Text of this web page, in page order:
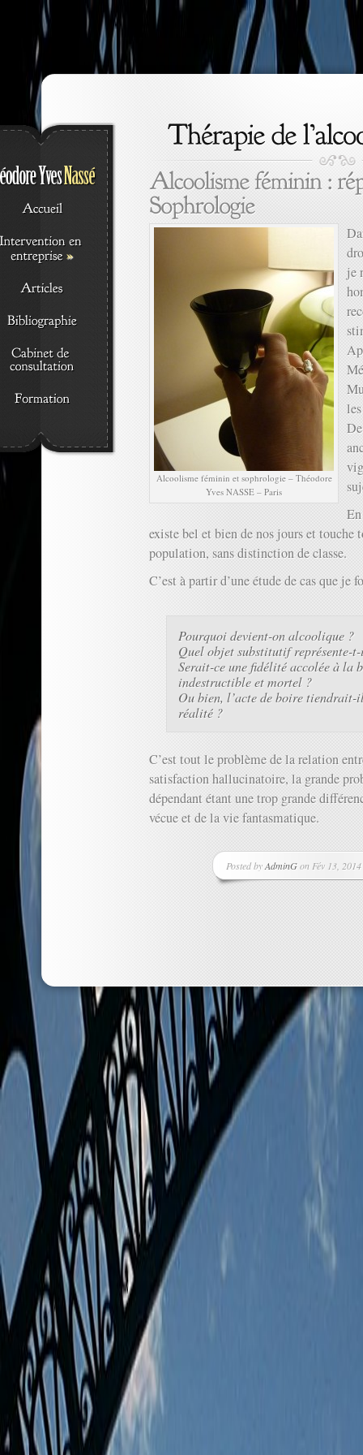
»
Alcoolisme féminin et sophrologie – Théodore
Yves NASSE – Paris
je
existe bel et bien de nos jours et touche
population, sans distinction de classe.
C’est à partir d’une étude de cas que je
Pourquoi devient-on alcoolique ?
Quel objet substitutif représente-
Serait-ce une fidélité accolée à la
indestructible et mortel ?
Ou bien, l’acte de boire tiendrait-
réalité ?
C’est tout le problème de la relation
satisfaction hallucinatoire, la grande
dépendant étant une trop grande
vécue et de la vie fantasmatique.
Posted byAdminGon Fév 13,